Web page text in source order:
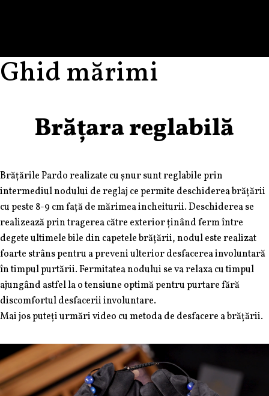
Ghid mărimi
Brățara reglabilă
Brățările Pardo realizate cu șnur sunt reglabile prin
intermediul nodului de reglaj ce permite deschiderea brățării
cu peste 8-9 cm față de mărimea incheiturii. Deschiderea se
realizează prin tragerea către exterior ținând ferm între
degete ultimele bile din capetele brățării, nodul este realizat
foarte strâns pentru a preveni ulterior desfacerea involuntară
în timpul purtării. Fermitatea nodului se va relaxa cu timpul
ajungând astfel la o tensiune optimă pentru purtare fără
discomfortul desfacerii involuntare.
Mai jos puteți urmări video cu metoda de desfacere a brățării.